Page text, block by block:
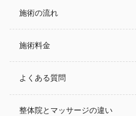
施術の流れ
施術料金
よくある質問
整体院とマッサージの違い